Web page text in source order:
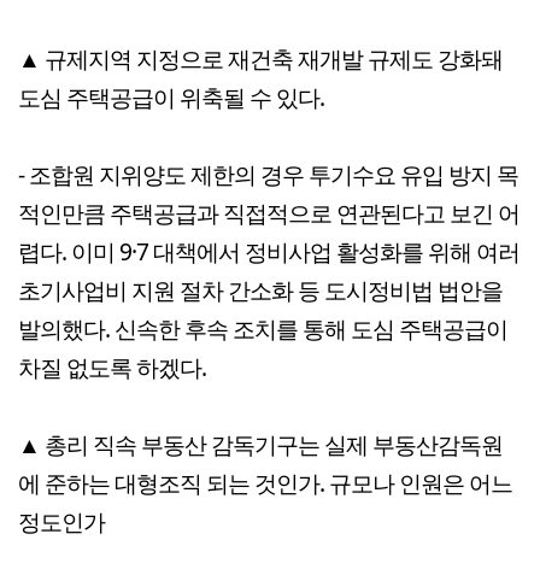
▲ 규제지역 지정으로 재건축 재개발 규제도 강화돼
도심 주택공급이 위축될 수 있다.
- 조합원 지위양도 제한의 경우 투기수요 유입 방지 목
적인만큼 주택공급과 직접적으로 연관된다고 보긴 어
렵다. 이미 9·7 대책에서 정비사업 활성화를 위해 여러
초기사업비 지원 절차 간소화 등 도시정비법 법안을
발의했다. 신속한 후속 조치를 통해 도심 주택공급이
차질 없도록 하겠다.
▲ 총리 직속 부동산 감독기구는 실제 부동산감독원
에 준하는 대형조직 되는 것인가. 규모나 인원은 어느
정도인가